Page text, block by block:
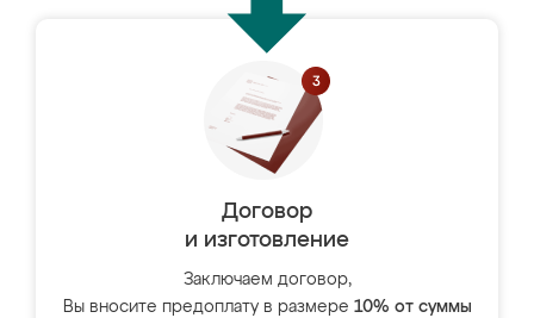
Договор
и изготовление
Заключаем договор,
Вы вносите предоплату в размере 10% от суммы